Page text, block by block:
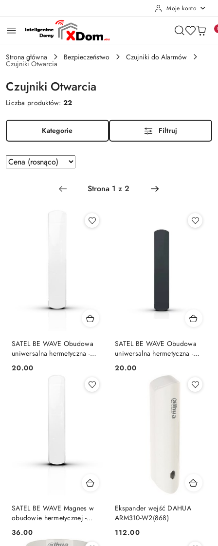
Moje konto
Strona główna Bezpieczeństwo Czujniki do Alarmów
Czujniki Otwarcia
Czujniki Otwarcia
Liczba produktów:22
Kategorie Filtruj
Zastosowano
sortowanie:
Sortuj
według
SATEL BE WAVE Obudowa
uniwersalna hermetyczna -
biała OPX ABAX2
Cena:
20.00
SATEL BE WAVE Obudowa
uniwersalna hermetyczna -
ciemnoszara OPX DG ABAX2
Cena:
20.00
SATEL BE WAVE Magnes w
obudowie hermetycznej -
Cena:
36.00
Ekspander wejść DAHUA
ARM310-W2(868)
Cena:
112.00